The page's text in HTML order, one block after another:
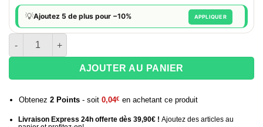
💡Ajoutez 5 de plus pour −10% APPLIQUER
quantité de Rolls RAW Black - Feuille à rouler en rouleau
AJOUTER AU PANIER
Obtenez 2Points- soit 0,04€ en achetant ce produit
Livraison Express 24h offerte dès 39,90€ ! Ajoutez des articles au